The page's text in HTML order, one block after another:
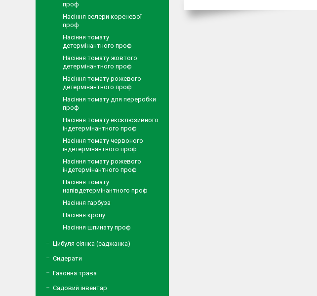
проф
Насіння селери кореневої
проф
Насіння томату
детермінантного проф
Насіння томату жовтого
детермінантного проф
Насіння томату рожевого
детермінантного проф
Насіння томату для переробки
проф
Насіння томату ексклюзивного
індетермінантного проф
Насіння томату червоного
індетермінантного проф
Насіння томату рожевого
індетермінантного проф
Насіння томату
напівдетермінантного проф
Насіння гарбуза
Насіння кропу
Насіння шпинату проф
Цибуля сіянка (саджанка)
Сидерати
Газонна трава
Садовий інвентар